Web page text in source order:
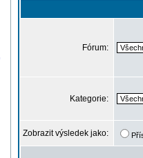
Fórum:
Kategorie:
Zobrazit výsledek jako: